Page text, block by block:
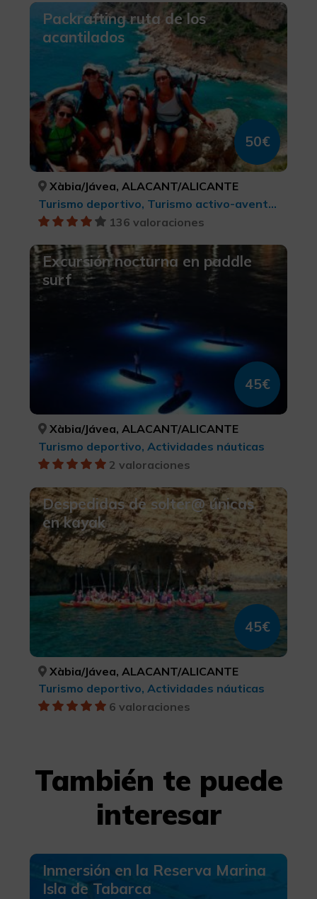
Packrafting ruta de los
acantilados
50€
Xàbia/Jávea, ALACANT/ALICANTE
Turismo deportivo, Turismo activo-aventura
136 valoraciones
Excursión nocturna en paddle
surf
45€
Xàbia/Jávea, ALACANT/ALICANTE
Turismo deportivo, Actividades náuticas
2 valoraciones
Despedidas de solter@ únicas
en kayak
45€
Xàbia/Jávea, ALACANT/ALICANTE
Turismo deportivo, Actividades náuticas
6 valoraciones
También te puede
interesar
Inmersión en la Reserva Marina
Isla de Tabarca